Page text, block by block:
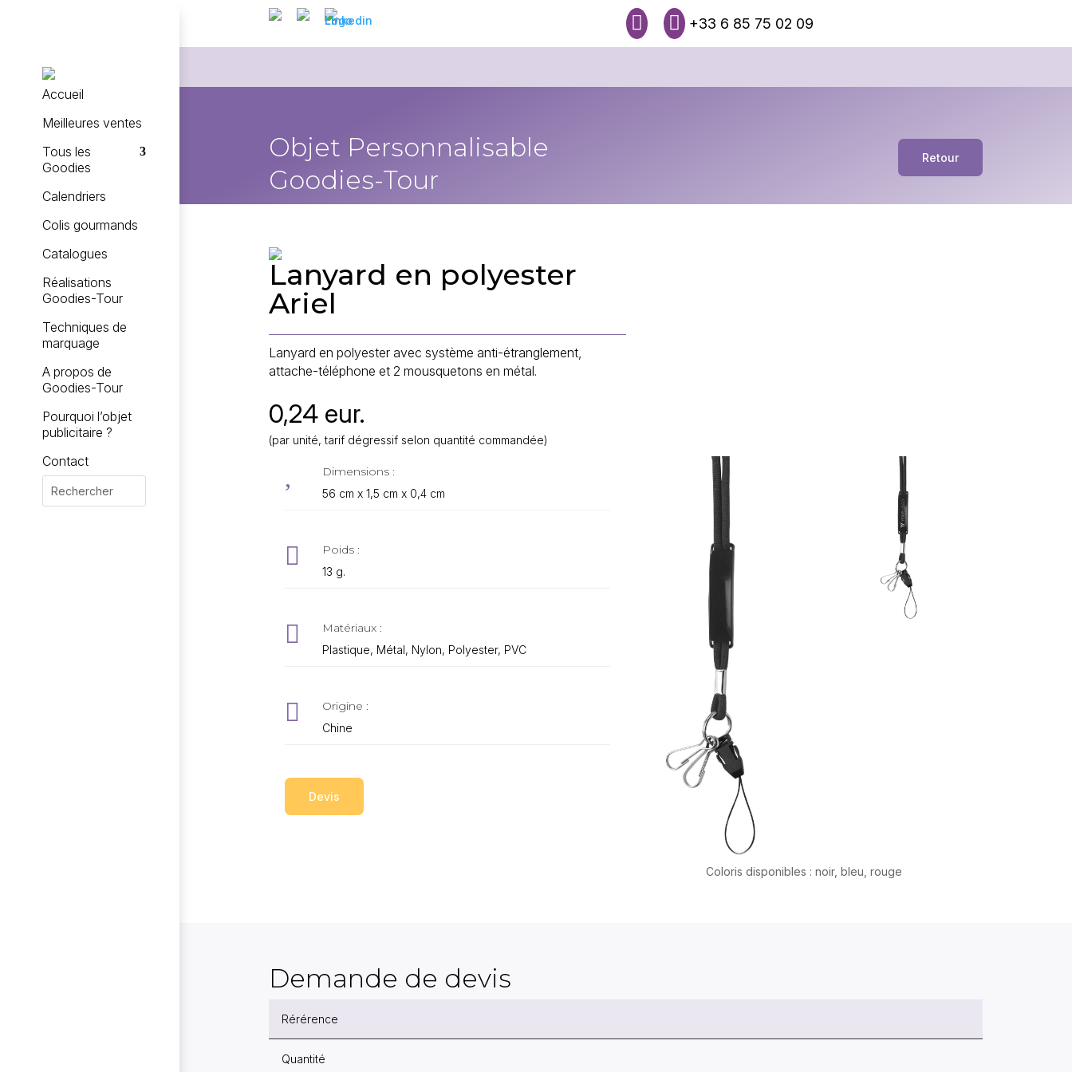
  +33 6 85 75 02 09
Accueil
Meilleures ventes
Tous les
Goodies
Calendriers
Colis gourmands
Catalogues
Réalisations
Goodies-Tour
Techniques de
marquage
A propos de
Goodies-Tour
Pourquoi l’objet
publicitaire ?
Contact
Objet Personnalisable
Goodies-Tour
Retour
Lanyard en polyester
Ariel
Lanyard en polyester avec système anti-étranglement,
attache-téléphone et 2 mousquetons en métal.
0,24 eur.
(par unité, tarif dégressif selon quantité commandée)
, Dimensions :
56 cm x 1,5 cm x 0,4 cm
 Poids :
13 g.
 Matériaux :
Plastique, Métal, Nylon, Polyester, PVC
 Origine :
Chine
Devis
Coloris disponibles : noir, bleu, rouge
Demande de devis